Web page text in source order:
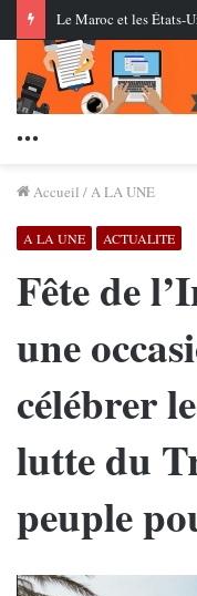
Accueil /A LA UNE
A LA UNE ACTUALITE
Fête de
une
célébrer
lutte du
peuple